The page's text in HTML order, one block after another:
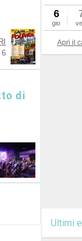
6
di
6
gio
Apri il
Ultimi